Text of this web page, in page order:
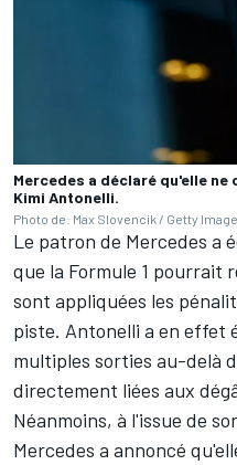
Mercedes a déclaré qu'elle
Kimi Antonelli.
Photo de: Max Slovencik / Getty
Le patron de Mercedes a
que la Formule 1 pourrait
sont appliquées les
piste. Antonelli a en effet
multiples sorties au-delà
directement liées aux
Néanmoins, à l'issue de
Mercedes a annoncé